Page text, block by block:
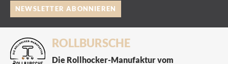
NEWSLETTER ABONNIEREN
ROLLBURSCHE
Die Rollhocker-Manufaktur vom